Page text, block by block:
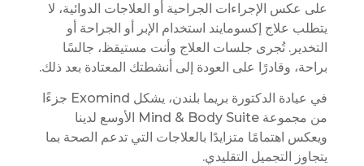
على عكس الإجراءات الجراحية أو العلاجات الدوائية، لا
يتطلب علاج إكسومايند استخدام الإبر أو الجراحة أو
التخدير. تُجرى جلسات العلاج وأنت مستيقظ، جالسًا
براحة، وقادرًا على العودة إلى أنشطتك المعتادة بعد ذلك.
في عيادة الدكتورة بريما بلندن، يشكل Exomind جزءًا
من مجموعة Mind & Body Suite الأوسع لدينا
ويعكس اهتمامًا متزايدًا بالعلاجات التي تدعم الصحة بما
يتجاوز التجميل التقليدي.